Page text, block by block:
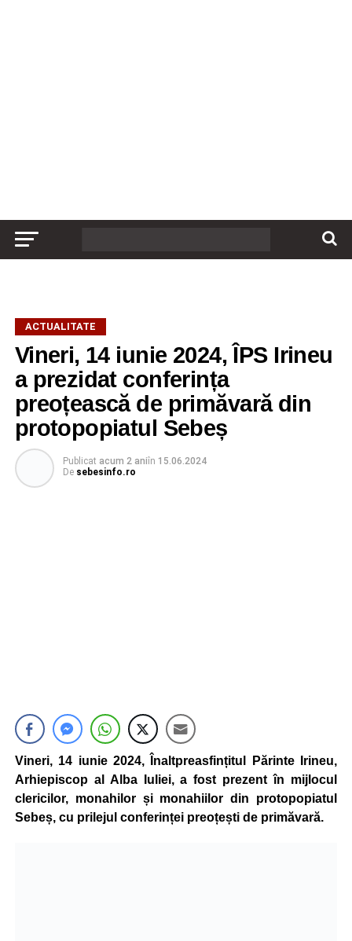
ACTUALITATE
Vineri, 14 iunie 2024, ÎPS Irineu
a prezidat conferința
preoțească de primăvară din
protopopiatul Sebeș
Publicat acum 2 aniîn 15.06.2024
De sebesinfo.ro
Vineri, 14 iunie 2024, Înaltpreasfințitul Părinte Irineu,
Arhiepiscop al Alba Iuliei, a fost prezent în mijlocul
clericilor, monahilor și monahiilor din protopopiatul
Sebeș, cu prilejul conferinței preoțești de primăvară.